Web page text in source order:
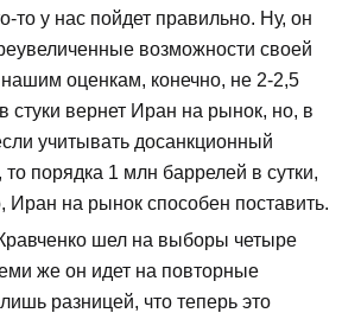
то у нас пойдет правильно. Ну, он
возможности своей
оценкам, конечно, не 2-2,5
стуки вернет Иран на рынок, но, в
учитывать досанкционный
порядка 1 млн баррелей в сутки,
Иран на рынок способен поставить.
шел на выборы четыре
же он идет на повторные
разницей, что теперь это